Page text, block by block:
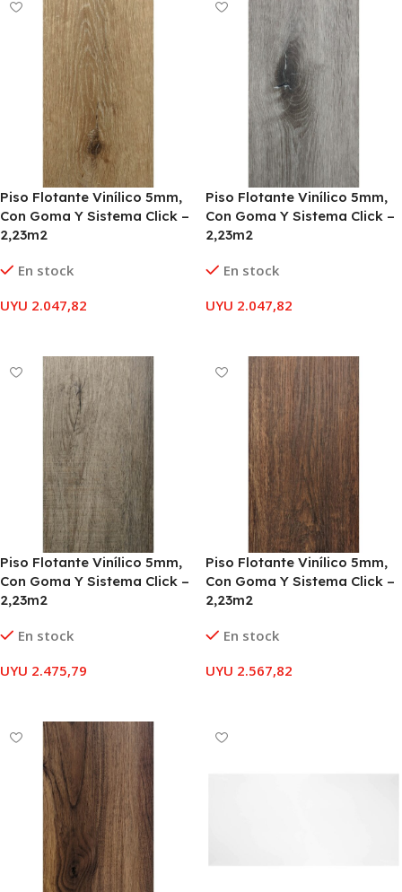
Piso Flotante Vinílico 5mm,
Con Goma Y Sistema Click –
2,23m2
En stock
UYU 2.047,82
Piso Flotante Vinílico 5mm,
Con Goma Y Sistema Click –
2,23m2
En stock
UYU 2.047,82
Piso Flotante Vinílico 5mm,
Con Goma Y Sistema Click –
2,23m2
En stock
UYU 2.475,79
Piso Flotante Vinílico 5mm,
Con Goma Y Sistema Click –
2,23m2
En stock
UYU 2.567,82